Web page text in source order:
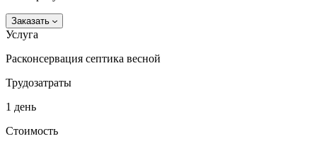
Заказать
Услуга
Расконсервация септика весной
Трудозатраты
1 день
Стоимость